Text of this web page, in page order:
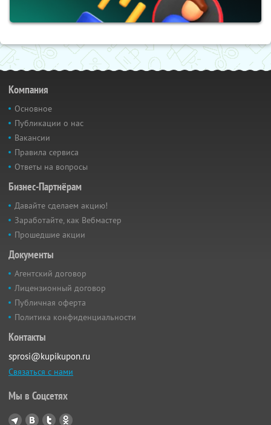
Компания
Основное
Публикации о нас
Вакансии
Правила сервиса
Ответы на вопросы
Бизнес-Партнёрам
Давайте сделаем акцию!
Заработайте, как Вебмастер
Прошедшие акции
Документы
Агентский договор
Лицензионный договор
Публичная оферта
Политика конфиденциальности
Контакты
sprosi@kupikupon.ru
Связаться с нами
Мы в Соцсетях